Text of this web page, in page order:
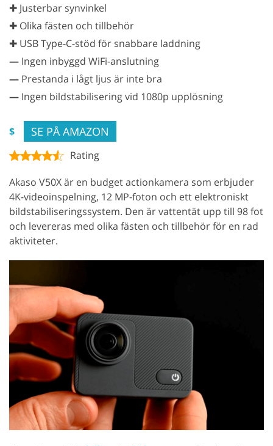
✚ Justerbar synvinkel
✚ Olika fästen och tillbehör
✚ USB Type-C-stöd för snabbare laddning
— Ingen inbyggd WiFi-anslutning
— Prestanda i lågt ljus är inte bra
— Ingen bildstabilisering vid 1080p upplösning
$ SE PÅ AMAZON
Rating
Akaso V50X är en budget actionkamera som erbjuder
4K-videoinspelning, 12 MP-foton och ett elektroniskt
bildstabiliseringssystem. Den är vattentät upp till 98 fot
och levereras med olika fästen och tillbehör för en rad
aktiviteter.